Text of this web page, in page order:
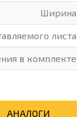
Ширина
листа
в комплекте
АНАЛОГИ